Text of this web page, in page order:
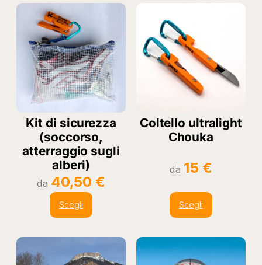
Kit di sicurezza
(soccorso,
atterraggio sugli
alberi)
da 40,50 €
Scegli
Coltello ultralight
Chouka
da 15 €
Scegli